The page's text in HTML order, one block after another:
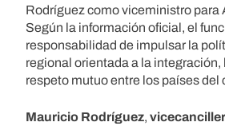
Rodríguez como viceministro para
Según la información oficial, el
responsabilidad de impulsar la
regional orientada a la integración,
respeto mutuo entre los países del
Mauricio Rodríguez,